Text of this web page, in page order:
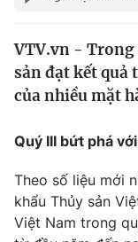
Y tế
Thế giới
Tin tức
Kinh tế
Tài chính
Thị trường
Góc doanh nghiệp
Truyền hình
VTV.vn - Trong
sản đạt kết quả
của nhiều mặt
Quý III bứt phá
Theo số liệu mới
khẩu Thủy sản
Việt Nam trong